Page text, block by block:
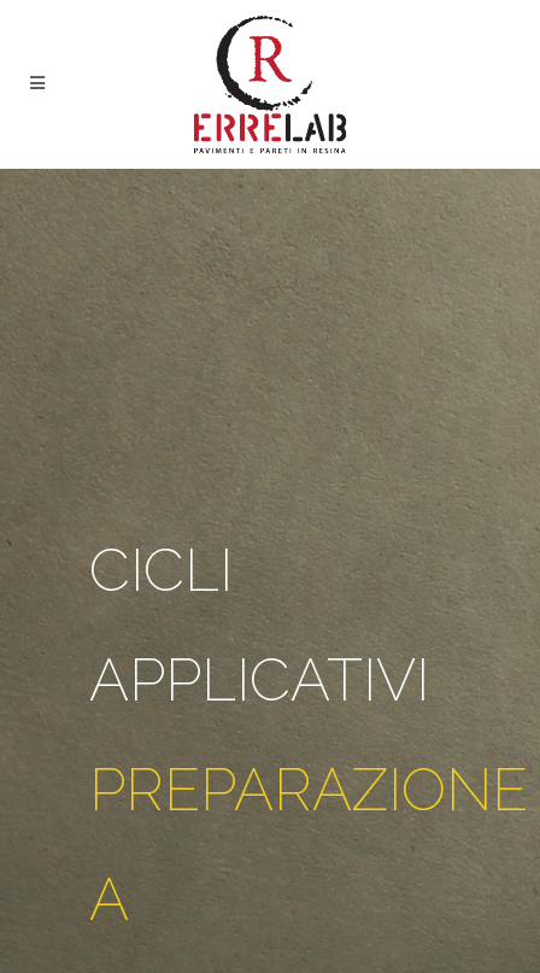
CICLI
APPLICATIVI
PREPARAZIONE
A